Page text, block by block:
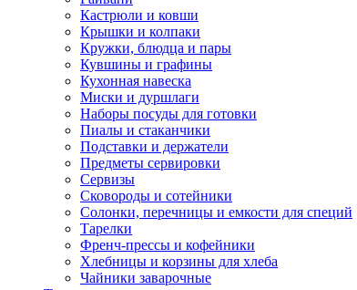
Кастрюли и ковши
Крышки и колпаки
Кружки, блюдца и пары
Кувшины и графины
Кухонная навеска
Миски и дуршлаги
Наборы посуды для готовки
Пиалы и стаканчики
Подставки и держатели
Предметы сервировки
Сервизы
Сковороды и сотейники
Солонки, перечницы и емкости для специй
Тарелки
Френч-прессы и кофейники
Хлебницы и корзины для хлеба
Чайники заварочные